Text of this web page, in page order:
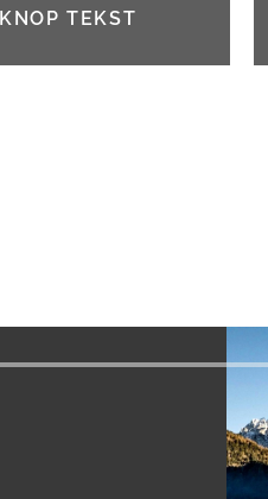
KNOP TEKST